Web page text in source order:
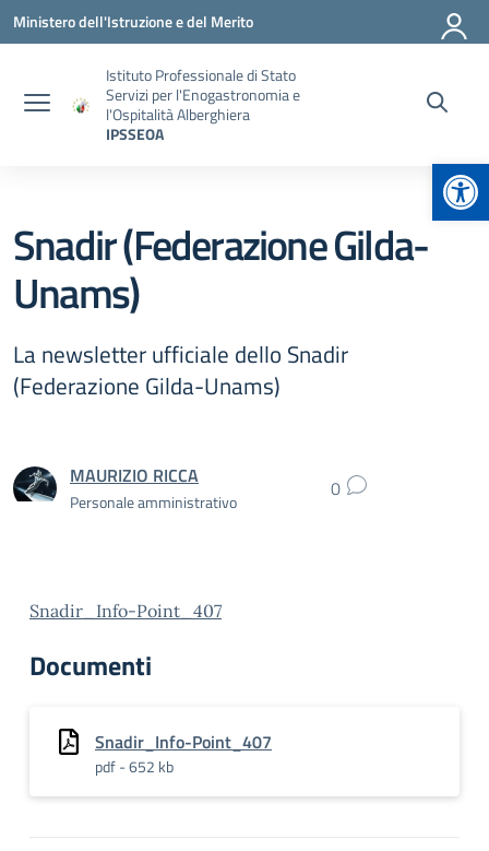
Vai ai contenuti
Vai al menu di navigazione
Vai al footer
Ministero dell'Istruzione e del Merito
Istituto Professionale di Stato
Servizi per l'Enogastronomia e
l'Ospitalità Alberghiera
IPSSEOA
Snadir (Federazione Gilda-
Unams)
La newsletter ufficiale dello Snadir
(Federazione Gilda-Unams)
MAURIZIO RICCA
Personale amministrativo 0
Snadir_Info-Point_407
Documenti
Snadir_Info-Point_407
pdf - 652 kb